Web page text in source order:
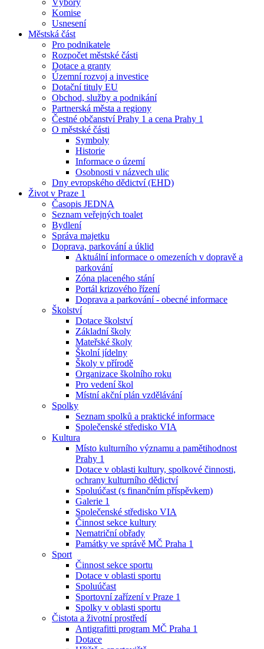
Komise
Usnesení
Městská část
Pro podnikatele
Rozpočet městské části
Dotace a granty
Územní rozvoj a investice
Dotační tituly EU
Obchod, služby a podnikání
Partnerská města a regiony
Čestné občanství Prahy 1 a cena Prahy 1
O městské části
Symboly
Historie
Informace o území
Osobnosti v názvech ulic
Dny evropského dědictví (EHD)
Život v Praze 1
Časopis JEDNA
Seznam veřejných toalet
Bydlení
Správa majetku
Doprava, parkování a úklid
Aktuální informace o omezeních v dopravě a
parkování
Zóna placeného stání
Portál krizového řízení
Doprava a parkování - obecné informace
Školství
Dotace školství
Základní školy
Mateřské školy
Školní jídelny
Školy v přírodě
Organizace školního roku
Pro vedení škol
Místní akční plán vzdělávání
Spolky
Seznam spolků a praktické informace
Společenské středisko VIA
Kultura
Místo kulturního významu a pamětihodnost
Prahy 1
Dotace v oblasti kultury, spolkové činnosti,
ochrany kulturního dědictví
Spoluúčast (s finančním příspěvkem)
Galerie 1
Společenské středisko VIA
Činnost sekce kultury
Nematriční obřady
Památky ve správě MČ Praha 1
Sport
Činnost sekce sportu
Dotace v oblasti sportu
Spoluúčast
Sportovní zařízení v Praze 1
Spolky v oblasti sportu
Čistota a životní prostředí
Antigrafitti program MČ Praha 1
Dotace